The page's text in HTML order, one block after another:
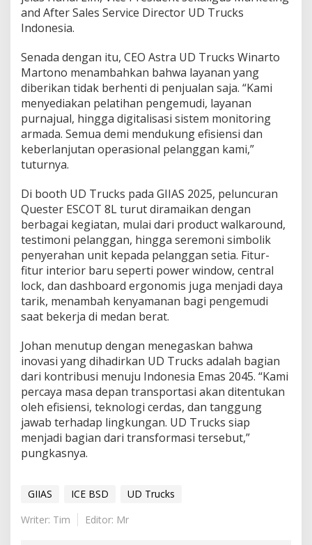
and After Sales Service Director UD Trucks
Indonesia.
Senada dengan itu, CEO Astra UD Trucks Winarto
Martono menambahkan bahwa layanan yang
diberikan tidak berhenti di penjualan saja. “Kami
menyediakan pelatihan pengemudi, layanan
purnajual, hingga digitalisasi sistem monitoring
armada. Semua demi mendukung efisiensi dan
keberlanjutan operasional pelanggan kami,”
tuturnya.
Di booth UD Trucks pada GIIAS 2025, peluncuran
Quester ESCOT 8L turut diramaikan dengan
berbagai kegiatan, mulai dari product walkaround,
testimoni pelanggan, hingga seremoni simbolik
penyerahan unit kepada pelanggan setia. Fitur-
fitur interior baru seperti power window, central
lock, dan dashboard ergonomis juga menjadi daya
tarik, menambah kenyamanan bagi pengemudi
saat bekerja di medan berat.
Johan menutup dengan menegaskan bahwa
inovasi yang dihadirkan UD Trucks adalah bagian
dari kontribusi menuju Indonesia Emas 2045. “Kami
percaya masa depan transportasi akan ditentukan
oleh efisiensi, teknologi cerdas, dan tanggung
jawab terhadap lingkungan. UD Trucks siap
menjadi bagian dari transformasi tersebut,”
pungkasnya.
GIIAS ICE BSD
UD Trucks
Writer: Tim
Editor: Mr